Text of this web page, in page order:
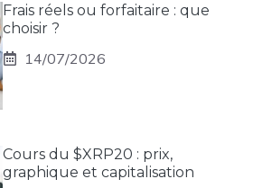
Frais réels ou forfaitaire : que
choisir ?
14/07/2026
Cours du $XRP20 : prix,
graphique et capitalisation